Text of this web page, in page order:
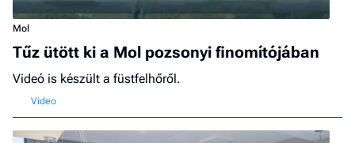
Mol
Tűz ütött ki a Mol pozsonyi finomítójában
Videó is készült a füstfelhőről.